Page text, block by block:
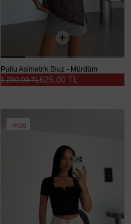
Pullu Asimetrik Bluz - Mürdüm
625,00 TL
1.250,00 TL
%50